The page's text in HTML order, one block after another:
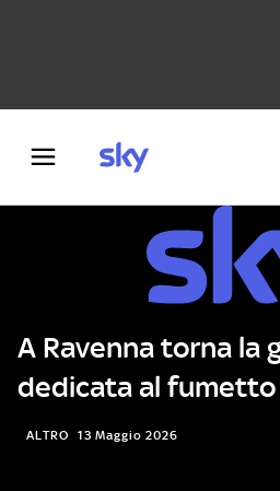
A Ravenna torna la
dedicata al fumetto
ALTRO 13 Maggio 2026